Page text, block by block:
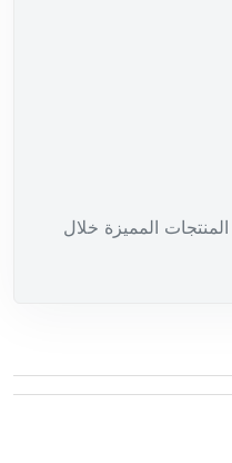
المميزة خلال
لا يمكن إرجاع المنتجات